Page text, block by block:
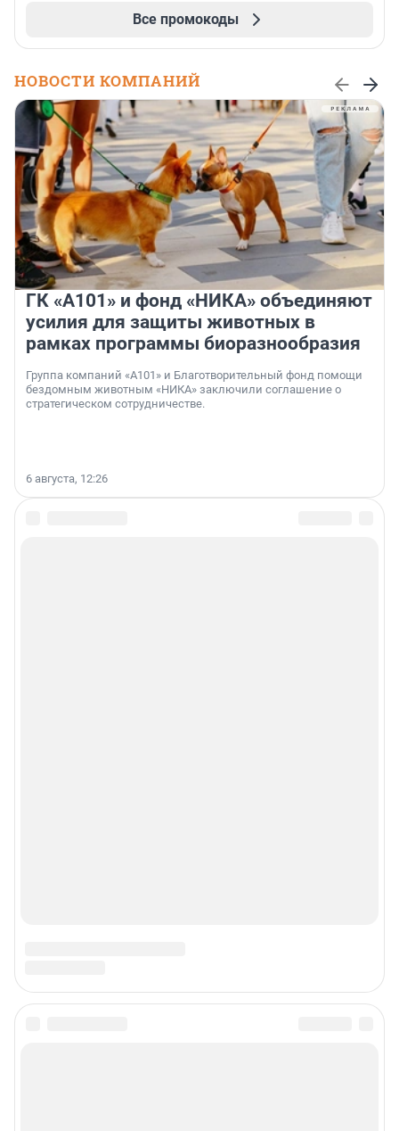
Все промокоды
НОВОСТИ КОМПАНИЙ
ГК «А101» и фонд «НИКА» объединяют
усилия для защиты животных в
рамках программы биоразнообразия
Группа компаний «А101» и Благотворительный фонд помощи
бездомным животным «НИКА» заключили соглашение о
стратегическом сотрудничестве.
6 августа, 12:26